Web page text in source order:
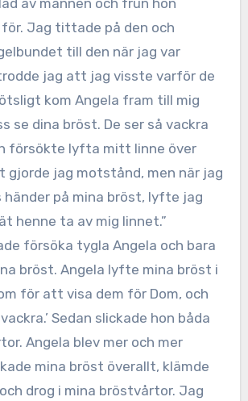
av mannen och frun hon
för. Jag tittade på den och
till den när jag var
jag att jag visste varför de
kom Angela fram till mig
se dina bröst. De ser så vackra
försökte lyfta mitt linne över
gjorde jag motstånd, men när jag
händer på mina bröst, lyfte jag
henne ta av mig linnet.”
försöka tygla Angela och bara
bröst. Angela lyfte mina bröst i
för att visa dem för Dom, och
Sedan slickade hon båda
Angela blev mer och mer
mina bröst överallt, klämde
drog i mina bröstvårtor. Jag